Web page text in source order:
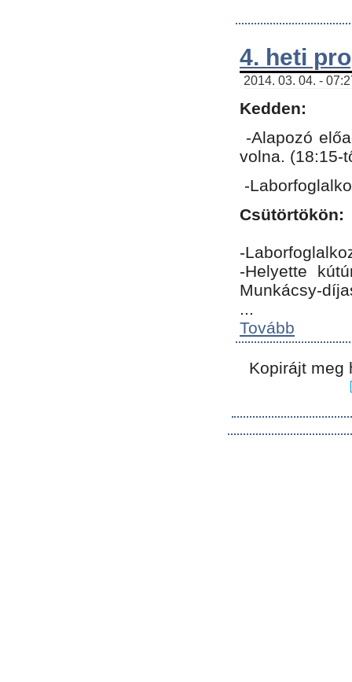
4. heti
2014. 03. 04. -
Kedden:
-Alapozó
volna. (18:15-
-
Csütörtökön:
-
-Helyette
Munkácsy-
...
Tovább
Kopirájt meg